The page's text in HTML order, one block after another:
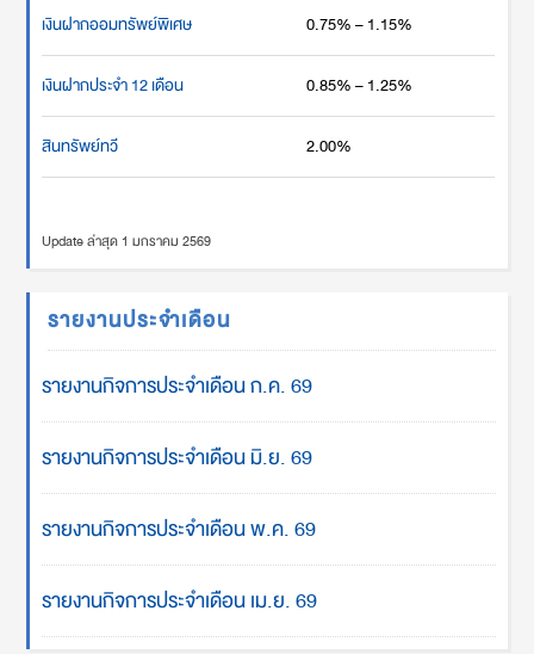
เงินฝากออมทรัพย์พิเศษ 0.75% – 1.15%
เงินฝากประจำ 12 เดือน 0.85% – 1.25%
สินทรัพย์ทวี 2.00%
Update ล่าสุด 1 มกราคม 2569
รายงานประจำเดือน
รายงานกิจการประจำเดือน ก.ค. 69
รายงานกิจการประจำเดือน มิ.ย. 69
รายงานกิจการประจำเดือน พ.ค. 69
รายงานกิจการประจำเดือน เม.ย. 69